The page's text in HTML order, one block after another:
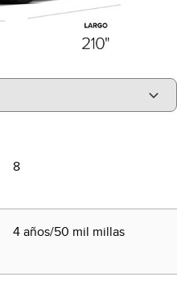
8
4 años/50 mil millas